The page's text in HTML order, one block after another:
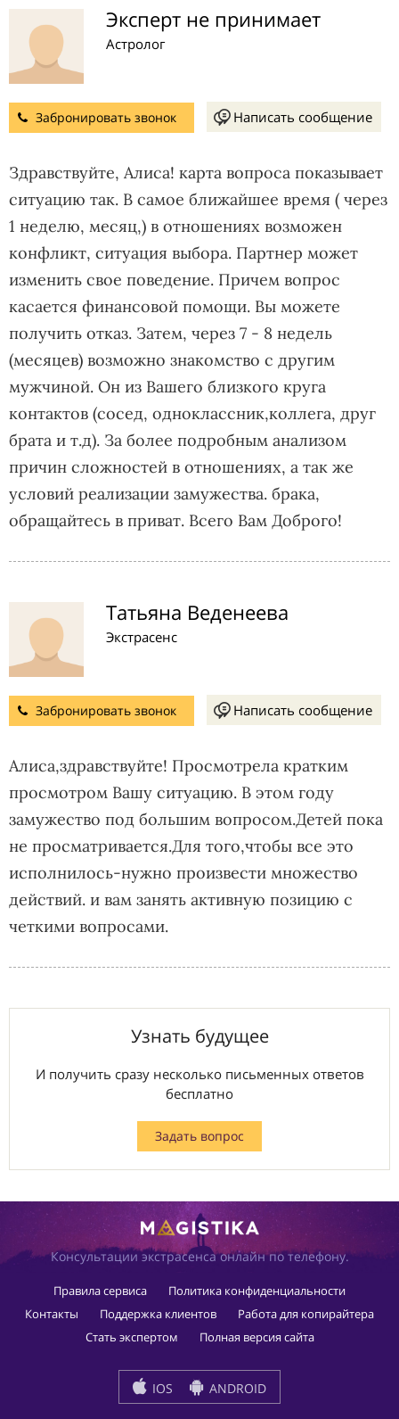
Эксперт не принимает
Астролог
Забронировать звонок Написать сообщение
Здравствуйте, Алиса! карта вопроса показывает
ситуацию так. В самое ближайшее время ( через
1 неделю, месяц,) в отношениях возможен
конфликт, ситуация выбора. Партнер может
изменить свое поведение. Причем вопрос
касается финансовой помощи. Вы можете
получить отказ. Затем, через 7 - 8 недель
(месяцев) возможно знакомство с другим
мужчиной. Он из Вашего близкого круга
контактов (сосед, одноклассник,коллега, друг
брата и т.д). За более подробным анализом
причин сложностей в отношениях, а так же
условий реализации замужества. брака,
обращайтесь в приват. Всего Вам Доброго!
Татьяна Веденеева
Экстрасенс
Забронировать звонок Написать сообщение
Алиса,здравствуйте! Просмотрела кратким
просмотром Вашу ситуацию. В этом году
замужество под большим вопросом.Детей пока
не просматривается.Для того,чтобы все это
исполнилось-нужно произвести множество
действий. и вам занять активную позицию с
четкими вопросами.
Узнать будущее
И получить сразу несколько письменных ответов
бесплатно
Задать вопрос
Консультации экстрасенса онлайн по телефону.
Правила сервиса
Политика конфиденциальности
Контакты
Поддержка клиентов
Работа для копирайтера
Стать экспертом
Полная версия сайта
IOS ANDROID